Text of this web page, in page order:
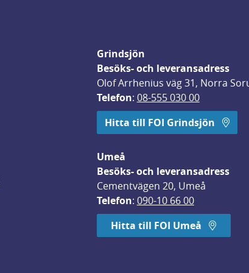
Grindsjön
Besöks- och leveransadress
Olof Arrhenius väg 31, Norra
Telefon: 08-555 030 00
Hitta till FOI Grindsjön
Umeå
Besöks- och leveransadress
Cementvägen 20, Umeå
Telefon: 090-10 66 00
Hitta till FOI Umeå